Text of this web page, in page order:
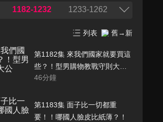
1182-1232 1233-1262
列表 舊→新
第1182集 來我們國家就要買這
些？！型男購物教戰守則大公
開！！
46分鐘
第1183集 面子比一切都重
要！！哪國人臉皮比紙薄？！